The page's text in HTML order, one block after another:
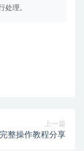
处理。
上一篇
整操作教程分享